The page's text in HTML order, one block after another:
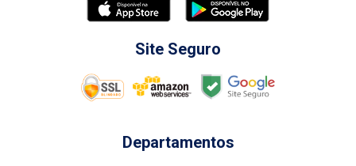
Site Seguro
Departamentos